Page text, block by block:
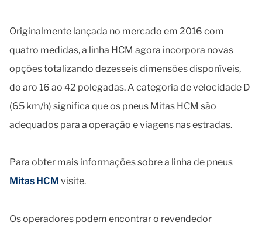
Originalmente lançada no mercado em 2016 com
quatro medidas, a linha HCM agora incorpora novas
opções totalizando dezesseis dimensões disponíveis,
do aro 16 ao 42 polegadas. A categoria de velocidade D
(65 km/h) significa que os pneus Mitas HCM são
adequados para a operação e viagens nas estradas.
Para obter mais informações sobre a linha de pneus
Mitas HCM visite.
Os operadores podem encontrar o revendedor